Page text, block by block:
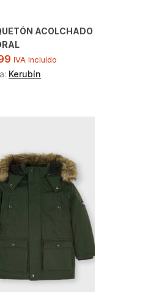
ACOLCHADO
IVA Incluído
Kerubín